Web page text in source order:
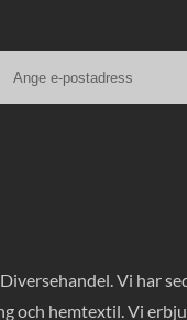
Vi har
och hemtextil. Vi